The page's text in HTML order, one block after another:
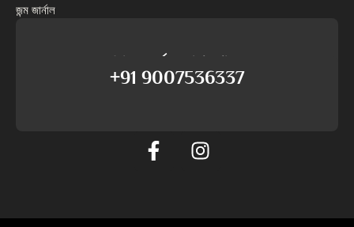
জন্ম জার্নাল
আমাদের সমর্থনের সাথে কথা বলুন
+91 9007536337